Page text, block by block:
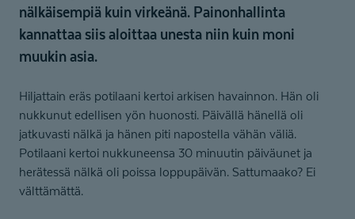
nälkäisempiä kuin virkeänä. Painonhallinta
kannattaa siis aloittaa unesta niin kuin moni
muukin asia.
Hiljattain eräs potilaani kertoi arkisen havainnon. Hän oli
nukkunut edellisen yön huonosti. Päivällä hänellä oli
jatkuvasti nälkä ja hänen piti napostella vähän väliä.
Potilaani kertoi nukkuneensa 30 minuutin päiväunet ja
herätessä nälkä oli poissa loppupäivän. Sattumaako? Ei
välttämättä.